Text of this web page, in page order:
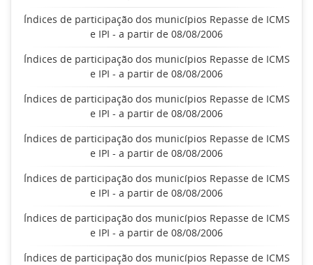
Índices de participação dos municípios Repasse de ICMS
e IPI - a partir de 08/08/2006
Índices de participação dos municípios Repasse de ICMS
e IPI - a partir de 08/08/2006
Índices de participação dos municípios Repasse de ICMS
e IPI - a partir de 08/08/2006
Índices de participação dos municípios Repasse de ICMS
e IPI - a partir de 08/08/2006
Índices de participação dos municípios Repasse de ICMS
e IPI - a partir de 08/08/2006
Índices de participação dos municípios Repasse de ICMS
e IPI - a partir de 08/08/2006
Índices de participação dos municípios Repasse de ICMS